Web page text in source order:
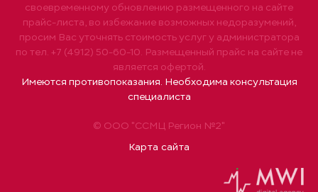
© ООО "ССМЦ Регион №2"
Карта сайта
своевременному обновлению размещенного на сайте
прайс-листа, во избежание возможных недоразумений,
просим Вас уточнять стоимость услуг у администратора
по тел. +7 (4912) 50-60-10. Размещенный прайс на сайте не
является офертой.
Имеются противопоказания. Необходима консультация
специалиста